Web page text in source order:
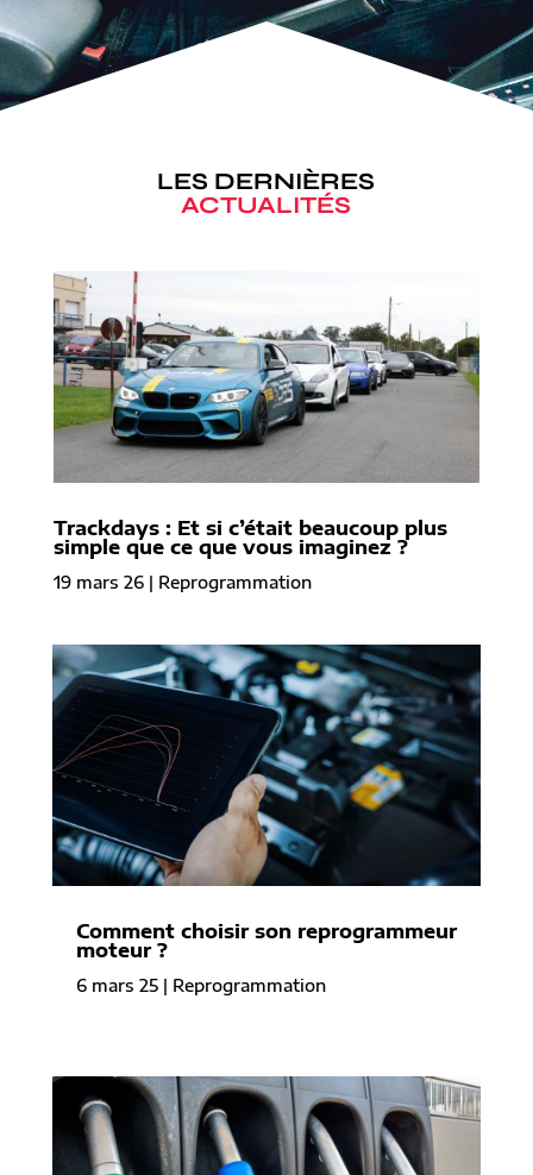
LES DERNIÈRES
ACTUALITÉS
Trackdays : Et si c’était beaucoup plus
simple que ce que vous imaginez ?
19 mars 26| Reprogrammation
Comment choisir son reprogrammeur
moteur ?
6 mars 25| Reprogrammation